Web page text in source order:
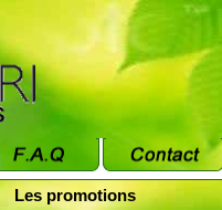
Les promotions